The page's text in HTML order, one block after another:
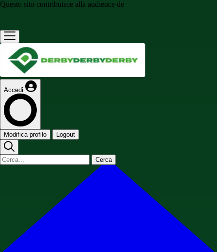
Questo sito contribuisce alla audience de
Accedi
Modifica profilo Logout
Cerca